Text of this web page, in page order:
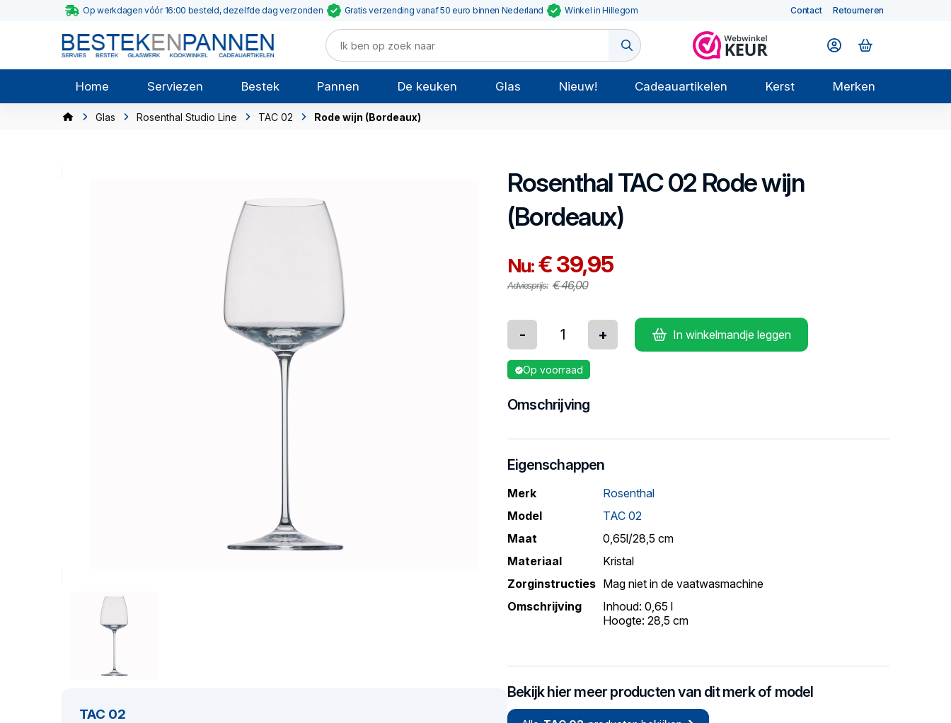
Op werkdagen vóór 16:00 besteld, dezelfde dag verzonden Gratis verzending vanaf 50 euro binnen Nederland Winkel in Hillegom Contact Retourneren
Home Serviezen Bestek Pannen De keuken Glas Nieuw! Cadeauartikelen Kerst Merken
Glas Rosenthal Studio Line TAC 02 Rode wijn (Bordeaux)
TAC 02
RosenthalTAC 02 Rode wijn
(Bordeaux)
Nu:€ 39,95
Adviesprijs: € 46,00
- + In winkelmandje leggen
Op voorraad
Omschrijving
Eigenschappen
Merk
Rosenthal
Model
TAC 02
Maat
0,65l/28,5 cm
Materiaal
Kristal
Zorginstructies Mag niet in de vaatwasmachine
Omschrijving
Inhoud: 0,65 l
Hoogte: 28,5 cm
Bekijk hier meer producten van dit merk of model